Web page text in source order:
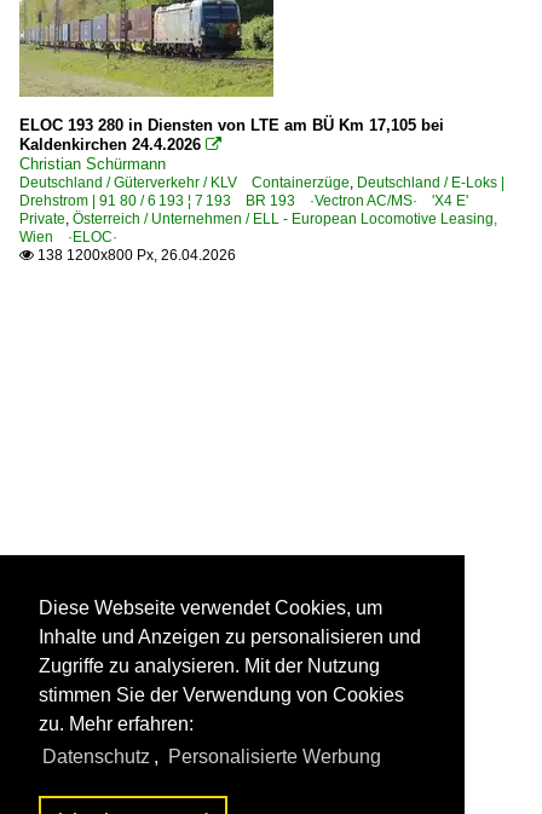
ELOC 193 280 in Diensten von LTE am BÜ Km 17,105 bei
Kaldenkirchen 24.4.2026 
Christian Schürmann
Deutschland / Güterverkehr / KLV Containerzüge, Deutschland / E-Loks |
Drehstrom | 91 80 / 6 193 ¦ 7 193 BR 193 ·Vectron AC/MS· 'X4 E'
Private, Österreich / Unternehmen / ELL - European Locomotive Leasing,
Wien ·ELOC·
 138 1200x800 Px, 26.04.2026
Diese Webseite verwendet Cookies, um
Inhalte und Anzeigen zu personalisieren und
Zugriffe zu analysieren. Mit der Nutzung
stimmen Sie der Verwendung von Cookies
zu. Mehr erfahren:
Datenschutz , Personalisierte Werbung